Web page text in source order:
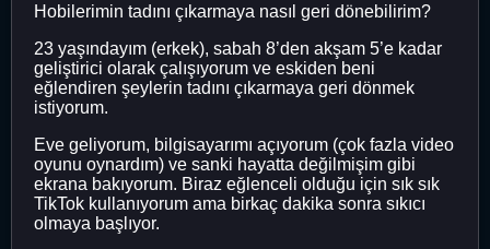
Hobilerimin tadını çıkarmaya nasıl geri dönebilirim?
23 yaşındayım (erkek), sabah 8’den akşam 5’e kadar
geliştirici olarak çalışıyorum ve eskiden beni
eğlendiren şeylerin tadını çıkarmaya geri dönmek
istiyorum.
Eve geliyorum, bilgisayarımı açıyorum (çok fazla video
oyunu oynardım) ve sanki hayatta değilmişim gibi
ekrana bakıyorum. Biraz eğlenceli olduğu için sık sık
TikTok kullanıyorum ama birkaç dakika sonra sıkıcı
olmaya başlıyor.